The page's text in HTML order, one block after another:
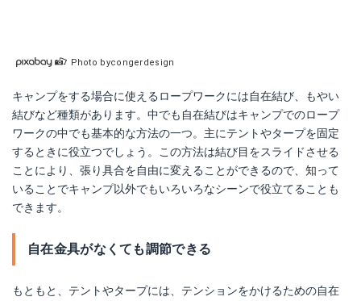
Photo bycongerdesign
キャンプをする場合に使えるロープワークには自在結び、もやい
結びなど種類があります。中でも自在結びはキャンプでのロープ
ワークの中でも基本的な方法の一つ。主にテントやタープを固定
するときに役立つでしょう。この方法は結び目をスライドさせる
ことにより、張り具合を自由に変えることができるので、知って
いることでキャンプ以外でもいろいろなシーンで役立てることも
できます。
自在金具がなくても調節できる
もともと、テントやタープには、テンションをかけるための自在